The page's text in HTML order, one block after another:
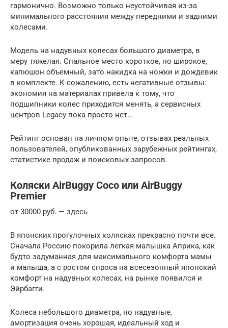
гармонично. Возможно только неустойчивая из-за
минимального расстояния между передними и задними
колесами.
Модель на надувных колесах большого диаметра, в
меру тяжелая. Спальное место короткое, но широкое,
капюшон объемный, зато накидка на ножки и дождевик
в комплекте. К сожалению, есть негативные отзывы:
экономия на материалах привела к тому, что
подшипники колес приходится менять, а сервисных
центров Legacy пока просто нет…
Рейтинг основан на личном опыте, отзывах реальных
пользователей, опубликованных зарубежных рейтингах,
статистике продаж и поисковых запросов.
Коляски AirBuggy Coco или AirBuggy
Premier
от 30000 руб. — здесь
В японских прогулочных колясках прекрасно почти все.
Сначала Россию покорила легкая малышка Априка, как
будто задуманная для максимального комфорта мамы
и малыша, а с ростом спроса на всесезонный японский
комфорт на надувных колесах, на рынке появился и
Эйрбагги.
Колеса небольшого диаметра, но надувные,
амортизация очень хорошая, идеальный ход и